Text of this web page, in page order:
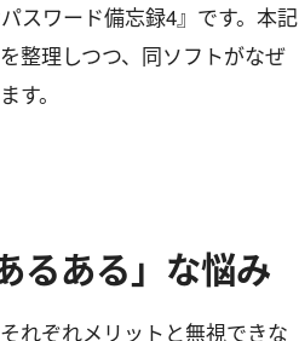
スワード備忘録4』です。本記
整理しつつ、同ソフトがなぜ
す。
るある」な悩み
れぞれメリットと無視できな